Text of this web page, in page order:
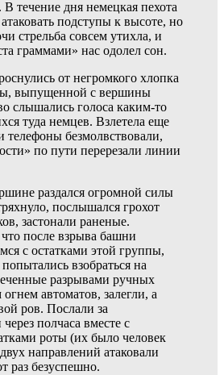
В течение дня немецкая пехота
подступы к высоте, но
стрельба совсем утихла, и
граммами» нас одолел сон.
от негромкого хлопка
выпущенной с вершины
слышались голоса каким-то
туда немцев. Взлетела еще
телефоны безмолвствовали,
по пути перерезали линии
раздался огромной силы
послышался грохот
застонали раненые.
после взрыва башни
с остатками этой группы,
взобраться на
разрывами ручных
автоматов, залегли, а
ров. Послали за
полчаса вместе с
роты (их было человек
направлений атаковали
раз безуспешно.